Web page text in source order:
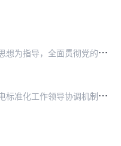
以
习近平新时代中国特色社会主义思想为指导，全面贯彻党的十九大和十九届二中、三中全会精神，按照国务院印发的《深化标准化工作改革方案》部署，立足我国核电长远发展，坚…
—
—完善机制，强化领导。建立核电标准化工作领导协调机制，明确各相关部门职责分工，在核电标准体系建设、实施、监督、科研、国际合作等方面发挥领导和协调作用。